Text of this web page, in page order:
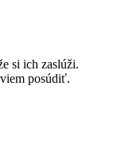
si ich zaslúži.
posúdiť.